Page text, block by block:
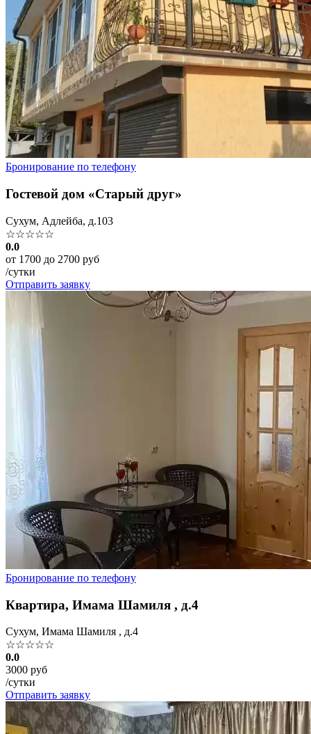
Бронирование по телефону
Гостевой дом «Старый друг»
Сухум, Адлейба, д.103
☆☆☆☆☆
0.0
от 1700 до 2700 руб
/сутки
Отправить заявку
Бронирование по телефону
Квартира, Имама Шамиля , д.4
Сухум, Имама Шамиля , д.4
☆☆☆☆☆
0.0
3000 руб
/сутки
Отправить заявку